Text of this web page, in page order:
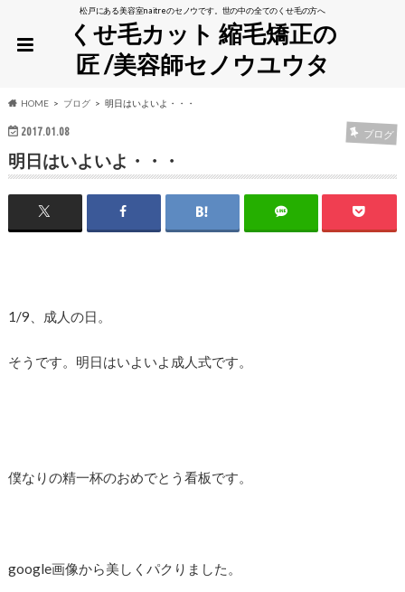
松戸にある美容室naitreのセノウです。世の中の全てのくせ毛の方へ
くせ毛カット 縮毛矯正の
匠 /美容師セノウユウタ
HOME ブログ 明日はいよいよ・・・
2017.01.08 ブログ
明日はいよいよ・・・
1/9、成人の日。
そうです。明日はいよいよ成人式です。
僕なりの精一杯のおめでとう看板です。
google画像から美しくパクりました。